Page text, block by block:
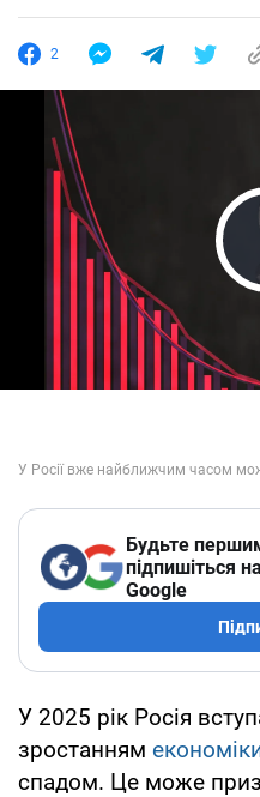
2
Будьте
підпишіться
Google
У 2025 рік Росія
зростанням
спадом. Це може